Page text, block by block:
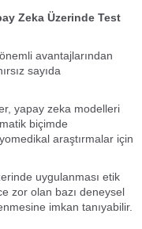
Zeka Üzerinde Test
avantajlarından
sayıda
yapay zeka modelleri
biçimde
araştırmalar için
uygulanması etik
zor olan bazı deneysel
imkan tanıyabilir.